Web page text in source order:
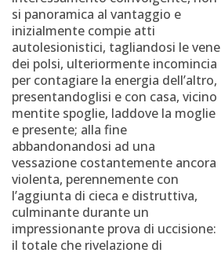
si panoramica al vantaggio e
inizialmente compie atti
autolesionistici, tagliandosi le vene
dei polsi, ulteriormente incomincia
per contagiare la energia dell’altro,
presentandoglisi e con casa, vicino
mentite spoglie, laddove la moglie
e presente; alla fine
abbandonandosi ad una
vessazione costantemente ancora
violenta, perennemente con
l’aggiunta di cieca e distruttiva,
culminante durante un
impressionante prova di uccisione:
il totale che rivelazione di